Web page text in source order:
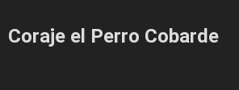
Coraje el Perro Cobarde